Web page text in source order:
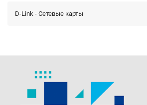
D-Link - Сетевые карты